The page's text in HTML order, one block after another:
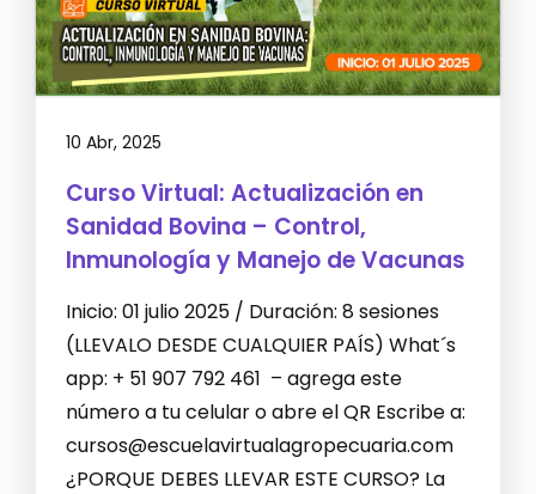
10 Abr, 2025
Curso Virtual: Actualización en
Sanidad Bovina – Control,
Inmunología y Manejo de Vacunas
Inicio: 01 julio 2025 / Duración: 8 sesiones
(LLEVALO DESDE CUALQUIER PAÍS) What´s
app: + 51 907 792 461 – agrega este
número a tu celular o abre el QR Escribe a:
cursos@escuelavirtualagropecuaria.com
¿PORQUE DEBES LLEVAR ESTE CURSO? La